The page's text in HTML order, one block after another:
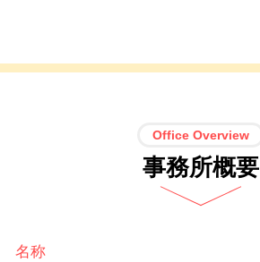
Office Overview
事務所概要
名称